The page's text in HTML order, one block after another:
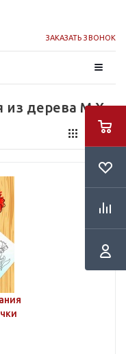
ЗАКАЗАТЬ ЗВОНОК
из дерева М.Х.